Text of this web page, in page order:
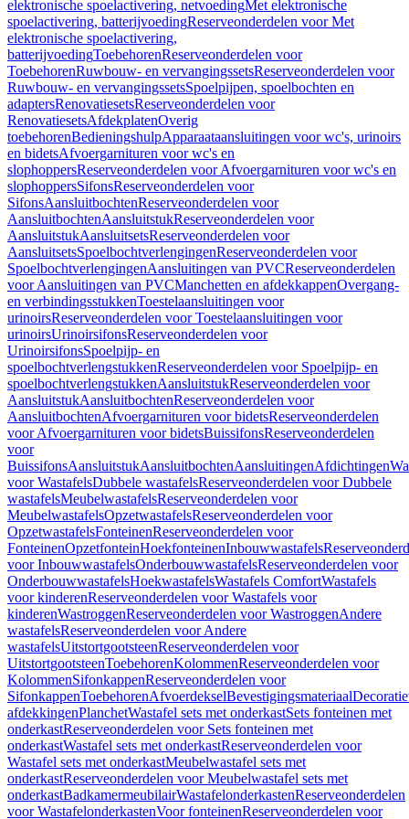
elektronische spoelactivering, netvoedingMet elektronische
spoelactivering, batterijvoedingReserveonderdelen voor Met
elektronische spoelactivering,
batterijvoedingToebehorenReserveonderdelen voor
ToebehorenRuwbouw- en vervangingssetsReserveonderdelen voor
Ruwbouw- en vervangingssetsSpoelpijpen, spoelbochten en
adaptersRenovatiesetsReserveonderdelen voor
RenovatiesetsAfdekplatenOverig
toebehorenBedieningshulpApparaataansluitingen voor wc's, urinoirs
en bidetsAfvoergarnituren voor wc's en
slophoppersReserveonderdelen voor Afvoergarnituren voor wc's en
slophoppersSifonsReserveonderdelen voor
SifonsAansluitbochtenReserveonderdelen voor
AansluitbochtenAansluitstukReserveonderdelen voor
AansluitstukAansluitsetsReserveonderdelen voor
AansluitsetsSpoelbochtverlengingenReserveonderdelen voor
SpoelbochtverlengingenAansluitingen van PVCReserveonderdelen
voor Aansluitingen van PVCManchetten en afdekkappenOvergang-
en verbindingsstukkenToestelaansluitingen voor
urinoirsReserveonderdelen voor Toestelaansluitingen voor
urinoirsUrinoirsifonsReserveonderdelen voor
UrinoirsifonsSpoelpijp- en
spoelbochtverlengstukkenReserveonderdelen voor Spoelpijp- en
spoelbochtverlengstukkenAansluitstukReserveonderdelen voor
AansluitstukAansluitbochtenReserveonderdelen voor
AansluitbochtenAfvoergarnituren voor bidetsReserveonderdelen
voor Afvoergarnituren voor bidetsBuissifonsReserveonderdelen
voor
BuissifonsAansluitstukAansluitbochtenAansluitingenAfdichtingen
voor WastafelsDubbele wastafelsReserveonderdelen voor Dubbele
wastafelsMeubelwastafelsReserveonderdelen voor
MeubelwastafelsOpzetwastafelsReserveonderdelen voor
OpzetwastafelsFonteinenReserveonderdelen voor
FonteinenOpzetfonteinHoekfonteinenInbouwwastafels
voor InbouwwastafelsOnderbouwwastafelsReserveonderdelen voor
OnderbouwwastafelsHoekwastafelsWastafels ComfortWastafels
voor kinderenReserveonderdelen voor Wastafels voor
kinderenWastroggenReserveonderdelen voor WastroggenAndere
wastafelsReserveonderdelen voor Andere
wastafelsUitstortgootsteenReserveonderdelen voor
UitstortgootsteenToebehorenKolommenReserveonderdelen voor
KolommenSifonkappenReserveonderdelen voor
SifonkappenToebehorenAfvoerdekselBevestigingsmateriaal
afdekkingenPlanchetWastafel sets met onderkastSets fonteinen met
onderkastReserveonderdelen voor Sets fonteinen met
onderkastWastafel sets met onderkastReserveonderdelen voor
Wastafel sets met onderkastMeubelwastafel sets met
onderkastReserveonderdelen voor Meubelwastafel sets met
onderkastBadkamermeubilairWastafelonderkastenReserveonderdelen
voor WastafelonderkastenVoor fonteinenReserveonderdelen voor